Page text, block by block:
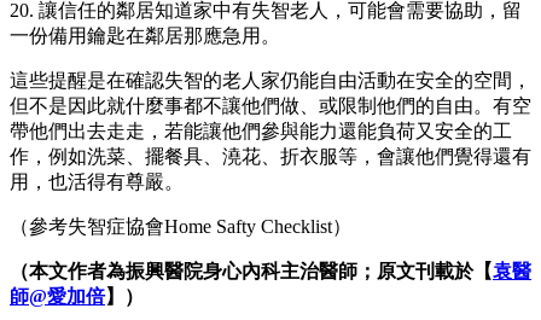
20. 讓信任的鄰居知道家中有失智老人，可能會需要協助，留
一份備用鑰匙在鄰居那應急用。
這些提醒是在確認失智的老人家仍能自由活動在安全的空間，
但不是因此就什麼事都不讓他們做、或限制他們的自由。有空
帶他們出去走走，若能讓他們參與能力還能負荷又安全的工
作，例如洗菜、擺餐具、澆花、折衣服等，會讓他們覺得還有
用，也活得有尊嚴。
（參考失智症協會Home Safty Checklist）
（本文作者為振興醫院身心內科主治醫師；原文刊載於【袁醫
師@愛加倍】）